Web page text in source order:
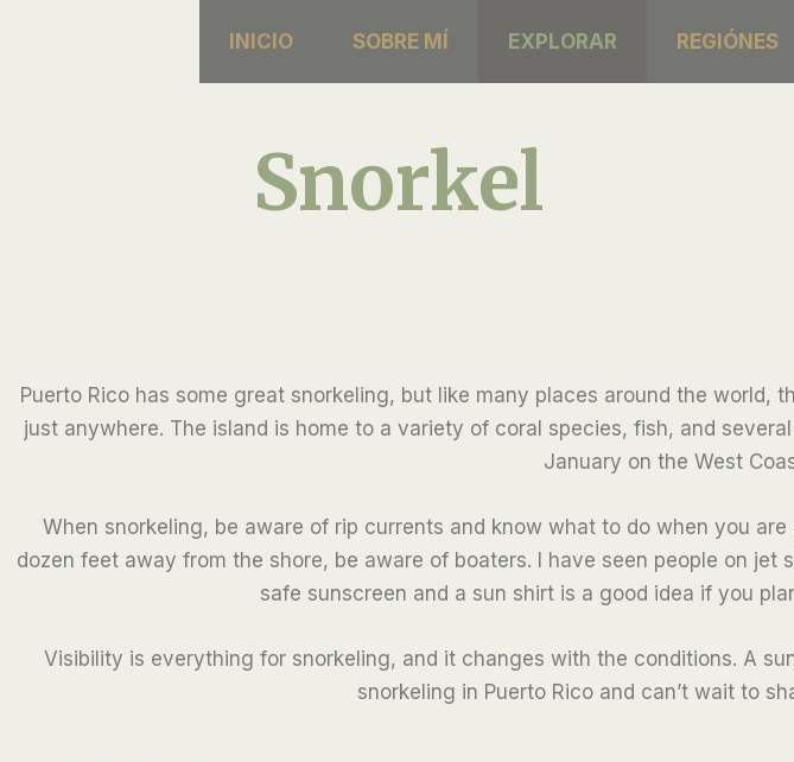
INICIO SOBRE MÍ EXPLORAR REGIÓNES
Snorkel
Puerto Rico has some great snorkeling, but like many places around the world,
just anywhere. The island is home to a variety of coral species, fish, and
January on the West
When snorkeling, be aware of rip currents and know what to do when you
dozen feet away from the shore, be aware of boaters. I have seen people on
safe sunscreen and a sun shirt is a good idea if you
Visibility is everything for snorkeling, and it changes with the conditions. A
snorkeling in Puerto Rico and can’t wait to